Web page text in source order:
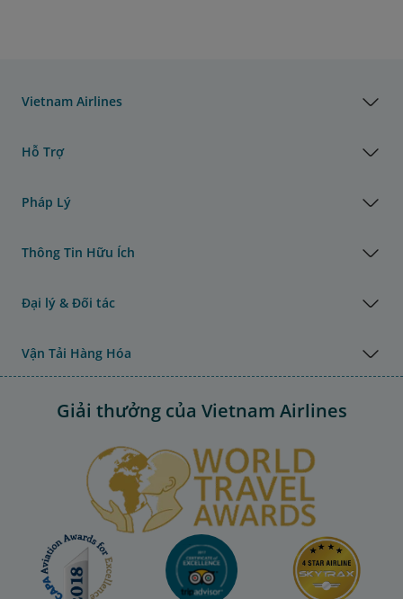
Vietnam Airlines
Hỗ Trợ
Pháp Lý
Thông Tin Hữu Ích
Đại lý & Đối tác
Vận Tải Hàng Hóa
Giải thưởng của Vietnam Airlines